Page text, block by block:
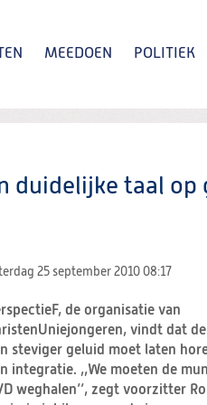
MEEDOEN POLITIEK
duidelijke taal op
25 september 2010 08:17
de organisatie van
vindt dat
steviger geluid moet laten
integratie. ,,We moeten de
weghalen’’, zegt voorzitter